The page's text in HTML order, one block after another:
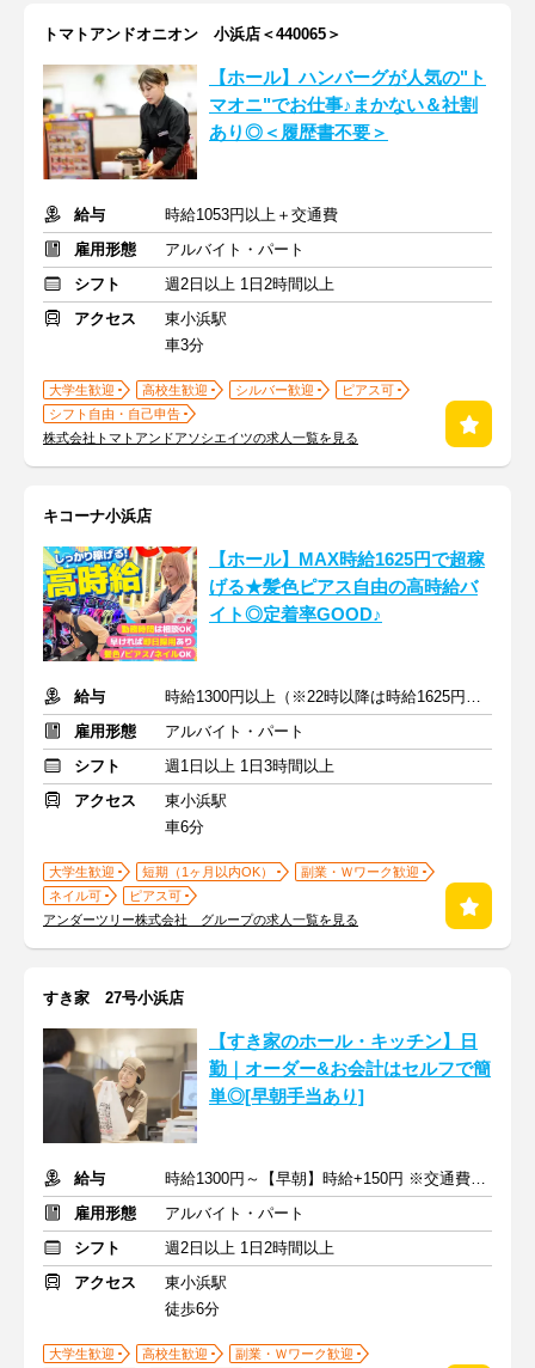
トマトアンドオニオン 小浜店＜440065＞
【ホール】ハンバーグが人気の"ト
マオニ"でお仕事♪まかない＆社割
あり◎＜履歴書不要＞
給与
時給1053円以上＋交通費
雇用形態
アルバイト・パート
シフト
週2日以上 1日2時間以上
アクセス
東小浜駅
車3分
大学生歓迎 高校生歓迎 シルバー歓迎
ピアス可
シフト自由・自己申告
株式会社トマトアンドアソシエイツの求人一覧を見る
キコーナ小浜店
【ホール】MAX時給1625円で超稼
げる★髪色ピアス自由の高時給バ
イト◎定着率GOOD♪
給与
時給1300円以上（※22時以降は時給1625円以上）+交通費
雇用形態
アルバイト・パート
シフト
週1日以上 1日3時間以上
アクセス
東小浜駅
車6分
大学生歓迎 短期（1ヶ月以内OK）
副業・Ｗワーク歓迎
ネイル可
ピアス可
アンダーツリー株式会社 グループの求人一覧を見る
すき家 27号小浜店
【すき家のホール・キッチン】日
勤｜オーダー&お会計はセルフで簡
単◎[早朝手当あり]
給与
時給1300円～【早朝】時給+150円 ※交通費支給
雇用形態
アルバイト・パート
シフト
週2日以上 1日2時間以上
アクセス
東小浜駅
徒歩6分
大学生歓迎 高校生歓迎
副業・Ｗワーク歓迎